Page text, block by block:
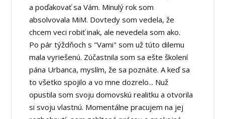
a poďakovať sa Vám. Minulý rok som
absolvovala MiM. Dovtedy som vedela, že
chcem veci robiť inak, ale nevedela som ako.
Po pár týždňoch s "Vami" som už túto dilemu
mala vyriešenú. Zúčastnila som sa ešte školení
pána Urbanca, myslím, že sa poznáte. A keď sa
to všetko spojilo a vo mne dozrelo... Nuž
opustila som svoju domovskú realitku a otvorila
si svoju vlastnú. Momentálne pracujem na jej